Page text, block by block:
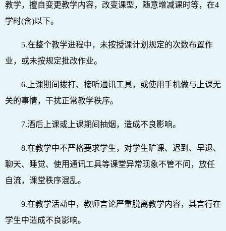
教学，擅自变更教学内容，改变课型，随意增减课时等，在4
学时(含)以下。
5.在整个教学进程中，未按授课计划规定的次数布置作
业，或未按规定批改作业。
6.上课期间拨打、接听通讯工具，或使用手机做与上课无
关的事情，干扰正常教学秩序。
7.酒后上课或上课期间抽烟，造成不良影响。
8.在教学中不严格要求学生，对学生旷课、迟到、早退、
聊天、睡觉、使用通讯工具等课堂异常现象不管不问，放任
自流，课堂秩序混乱。
9.在教学活动中，教师言论严重脱离教学内容，其言行在
学生中造成不良影响。